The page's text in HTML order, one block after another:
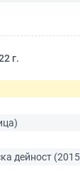
г.
дейност